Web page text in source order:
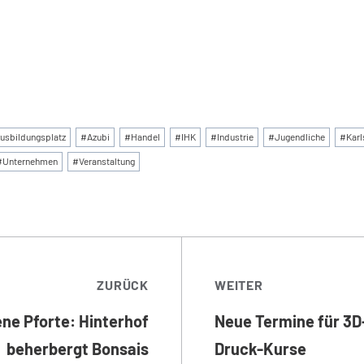
#Azubi #Handel #IHK #Industrie #Jugendliche #
Unternehmen #Veranstaltung
ZURÜCK
Pforte: Hinterhof
beherbergt Bonsais
WEITER
Neue Termine für
Druck-Kurse